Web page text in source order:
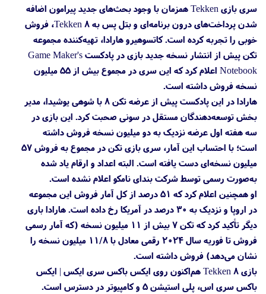
سری بازی Tekken همزمان با وجود بحث‌های جدید پیرامون اضافه
شدن پرداخت‌های درون‌ برنامه‌ای و بتل پس به Tekken 8، فروش
خوبی را تجربه کرده است. کاتسوهیرو هارادا، تهیه‌کننده مجموعه
تکن پیش از انتشار نسخه جدید بازی در پادکست Game Maker's
Notebook اعلام کرد که این سری در مجموع بیش از ۵۵ میلیون
نسخه فروش داشته است.
هارادا در این پادکست پیش از عرضه تکن ۸ با شوهی یوشیدا، مدیر
بخش توسعه‌دهندگان مستقل در سونی صحبت کرد. این بازی در
سه هفته اول عرضه نزدیک به دو میلیون نسخه فروش داشته
است؛ با احتساب این آمار، سری بازی تکن در مجموع به فروش ۵۷
میلیون نسخه‌ای دست یافته است. البته اعداد و ارقام یاد شده
به‌صورت رسمی توسط شرکت بندای نامکو اعلام نشده است.
او همچنین اعلام کرد که ۵۱ درصد از کل آمار فروش این مجموعه
در اروپا و نزدیک به ۳۰ درصد در آمریکا رخ داده است. هارادا باری
دیگر تأکید کرد که تکن ۷ بیش از ۱۱ میلیون نسخه (که آمار رسمی
فروش تا فوریه سال ۲۰۲۴ رقمی معادل با ۱۱/۸ میلیون نسخه را
نشان می‌دهد) فروش داشته است.
بازی Tekken 8 هم‌اکنون روی ایکس باکس سری ایکس | ایکس
باکس سری اس، پلی استیشن 5 و کامپیوتر در دسترس است.